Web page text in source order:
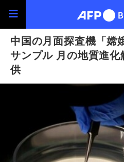
中国の月面探査機「嫦
サンプル 月の地質進
供